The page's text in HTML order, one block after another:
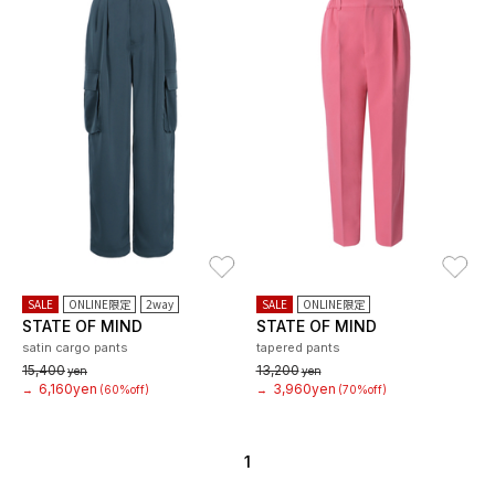
SALE ONLINE限定 2way
STATE OF MIND
satin cargo pants
15,400yen
→ 6,160yen (60%off)
SALE ONLINE限定
STATE OF MIND
tapered pants
13,200yen
→
3,960yen (70%off)
1